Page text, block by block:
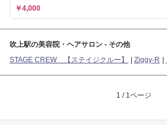
￥4,000
吹上駅の美容院・ヘアサロン - その他
STAGE CREW 【ステイジクルー】
Ziggy-R
1 / 1ページ